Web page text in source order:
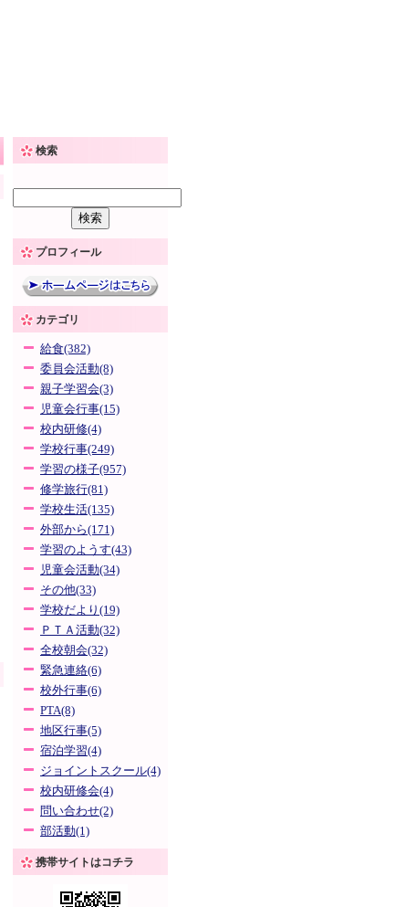
検索
プロフィール
カテゴリ
給食(382)
委員会活動(8)
親子学習会(3)
児童会行事(15)
校内研修(4)
学校行事(249)
学習の様子(957)
修学旅行(81)
学校生活(135)
外部から(171)
学習のようす(43)
児童会活動(34)
その他(33)
学校だより(19)
ＰＴＡ活動(32)
全校朝会(32)
緊急連絡(6)
校外行事(6)
PTA(8)
地区行事(5)
宿泊学習(4)
ジョイントスクール(4)
校内研修会(4)
問い合わせ(2)
部活動(1)
携帯サイトはコチラ